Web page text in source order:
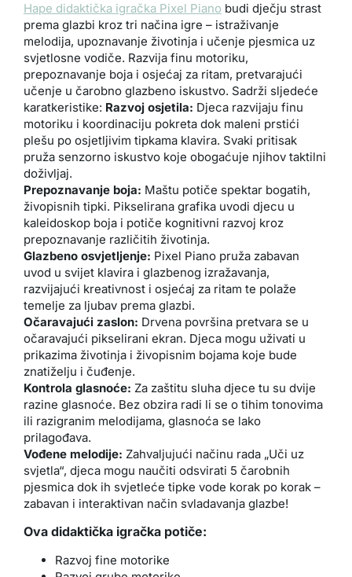
Hape didaktička igračka Pixel Piano budi dječju strast
prema glazbi kroz tri načina igre – istraživanje
melodija, upoznavanje životinja i učenje pjesmica uz
svjetlosne vodiče. Razvija finu motoriku,
prepoznavanje boja i osjećaj za ritam, pretvarajući
učenje u čarobno glazbeno iskustvo. Sadrži sljedeće
karatkeristike: Razvoj osjetila: Djeca razvijaju finu
motoriku i koordinaciju pokreta dok maleni prstići
plešu po osjetljivim tipkama klavira. Svaki pritisak
pruža senzorno iskustvo koje obogaćuje njihov taktilni
doživljaj.
Prepoznavanje boja: Maštu potiče spektar bogatih,
živopisnih tipki. Pikselirana grafika uvodi djecu u
kaleidoskop boja i potiče kognitivni razvoj kroz
prepoznavanje različitih životinja.
Glazbeno osvjetljenje: Pixel Piano pruža zabavan
uvod u svijet klavira i glazbenog izražavanja,
razvijajući kreativnost i osjećaj za ritam te polaže
temelje za ljubav prema glazbi.
Očaravajući zaslon: Drvena površina pretvara se u
očaravajući pikselirani ekran. Djeca mogu uživati u
prikazima životinja i živopisnim bojama koje bude
znatiželju i čuđenje.
Kontrola glasnoće: Za zaštitu sluha djece tu su dvije
razine glasnoće. Bez obzira radi li se o tihim tonovima
ili razigranim melodijama, glasnoća se lako
prilagođava.
Vođene melodije: Zahvaljujući načinu rada „Uči uz
svjetla“, djeca mogu naučiti odsvirati 5 čarobnih
pjesmica dok ih svjetleće tipke vode korak po korak –
zabavan i interaktivan način svladavanja glazbe!
Ova didaktička igračka potiče:
Razvoj fine motorike